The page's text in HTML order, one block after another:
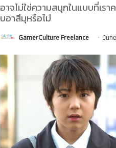
อาจไม่ใช่ความสนุกในแบบที่เร
บอาสึมุหรือไม่
GamerCulture Freelance